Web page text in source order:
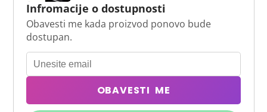
Infromacije o dostupnosti
Obavesti me kada proizvod ponovo bude
dostupan.
OBAVESTI ME